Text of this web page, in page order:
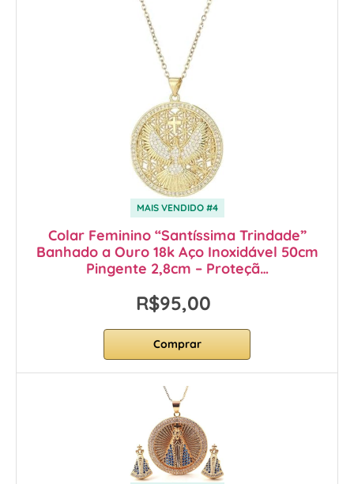
MAIS VENDIDO #4
Colar Feminino “Santíssima Trindade”
Banhado a Ouro 18k Aço Inoxidável 50cm
Pingente 2,8cm – Proteçã…
R$95,00
Comprar